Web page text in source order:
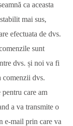
ca aceasta
mai sus,
efectuata de dvs.
sunt
dvs. și noi va fi
comenzii dvs.
care am
a va transmite o
e-mail prin care va